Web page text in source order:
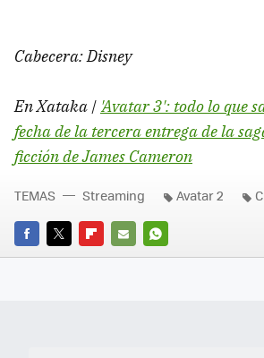
Cabecera: Disney
En Xataka | 'Avatar 3': todo lo que
fecha de la tercera entrega de la
ficción de James Cameron
FACEBOOK
TWITTERFLIPBOARD
E-
WHATSAPP
TEMAS Streaming Avatar 2